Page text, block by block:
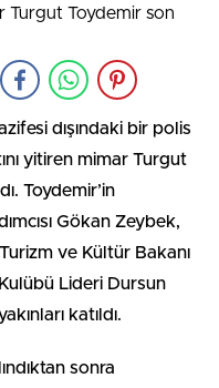
dışındaki bir polis
yitiren mimar Turgut
Toydemir’in
Gökan Zeybek,
ve Kültür Bakanı
Lideri Dursun
katıldı.
sonra